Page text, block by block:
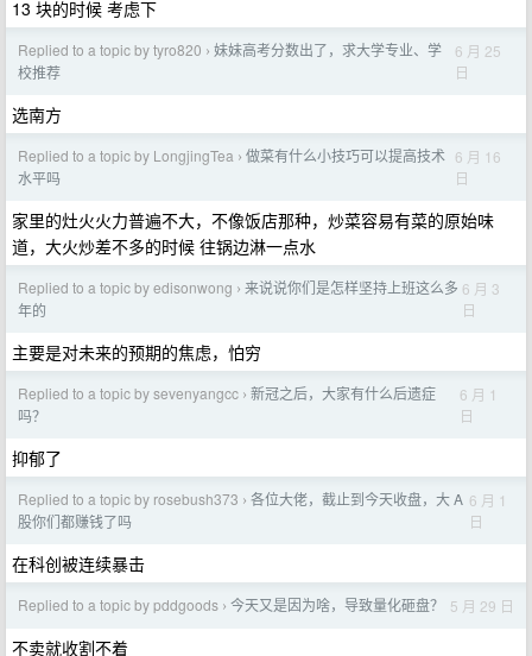
13 块的时候 考虑下
Replied to a topic by tyro820 › 妹妹高考分数出了，求大学专业、学
校推荐
6 月 25
日
选南方
Replied to a topic by LongjingTea › 做菜有什么小技巧可以提高技术
水平吗
6 月 16
日
家里的灶火火力普遍不大，不像饭店那种，炒菜容易有菜的原始味
道，大火炒差不多的时候 往锅边淋一点水
Replied to a topic by edisonwong › 来说说你们是怎样坚持上班这么多
年的
6 月 3
日
主要是对未来的预期的焦虑，怕穷
Replied to a topic by sevenyangcc › 新冠之后，大家有什么后遗症
吗？
6 月 1
日
抑郁了
Replied to a topic by rosebush373 › 各位大佬，截止到今天收盘，大 A
股你们都赚钱了吗
6 月 1
日
在科创被连续暴击
Replied to a topic by pddgoods › 今天又是因为啥，导致量化砸盘？ 5 月 29 日
不卖就收割不着